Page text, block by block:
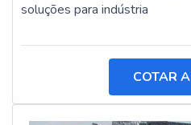
soluções para indústria
COTAR